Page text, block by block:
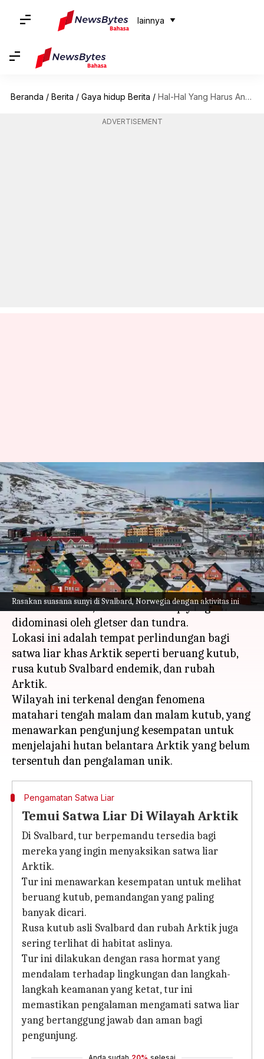
lainnya
Beranda / Berita / Gaya hidup Berita / Hal-Hal Yang Harus Anda Lakukan Untuk Menikmati Kesunyian Svalbard, Norwegia
ADVERTISEMENT
Rasakan suasana sunyi di Svalbard, Norwegia dengan aktivitas ini
Hal-Hal Yang Harus Anda
Lakukan Untuk Menikmati
Kesunyian Svalbard, Norwegia
menulis Handoko Feb 20, 2024 12:18 pm
Apa ceritanya
Svalbard, kepulauan Norwegia yang terpencil di
Samudra Arktik, memiliki lanskap yang
didominasi oleh gletser dan tundra.
Lokasi ini adalah tempat perlindungan bagi
satwa liar khas Arktik seperti beruang kutub,
rusa kutub Svalbard endemik, dan rubah
Arktik.
Wilayah ini terkenal dengan fenomena
matahari tengah malam dan malam kutub, yang
menawarkan pengunjung kesempatan untuk
menjelajahi hutan belantara Arktik yang belum
Pengamatan Satwa Liar
Temui Satwa Liar Di Wilayah Arktik
Di Svalbard, tur berpemandu tersedia bagi
mereka yang ingin menyaksikan satwa liar
Arktik.
Tur ini menawarkan kesempatan untuk melihat
beruang kutub, pemandangan yang paling
banyak dicari.
Rusa kutub asli Svalbard dan rubah Arktik juga
sering terlihat di habitat aslinya.
Tur ini dilakukan dengan rasa hormat yang
mendalam terhadap lingkungan dan langkah-
langkah keamanan yang ketat, tur ini
memastikan pengalaman mengamati satwa liar
yang bertanggung jawab dan aman bagi
pengunjung.